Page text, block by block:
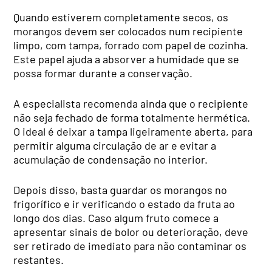
Quando estiverem completamente secos, os
morangos devem ser colocados num recipiente
limpo, com tampa, forrado com papel de cozinha.
Este papel ajuda a absorver a humidade que se
possa formar durante a conservação.
A especialista recomenda ainda que o recipiente
não seja fechado de forma totalmente hermética.
O ideal é deixar a tampa ligeiramente aberta, para
permitir alguma circulação de ar e evitar a
acumulação de condensação no interior.
Depois disso, basta guardar os morangos no
frigorífico e ir verificando o estado da fruta ao
longo dos dias. Caso algum fruto comece a
apresentar sinais de bolor ou deterioração, deve
ser retirado de imediato para não contaminar os
restantes.